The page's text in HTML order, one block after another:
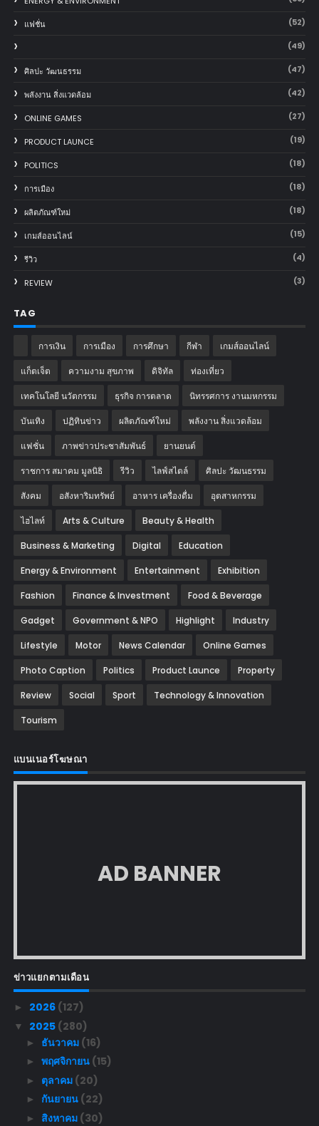
แฟชั่น (52)
(49)
ศิลปะ วัฒนธรรม (47)
พลังงาน สิ่งแวดล้อม (42)
ONLINE GAMES (27)
PRODUCT LAUNCE (19)
POLITICS (18)
การเมือง (18)
ผลิตภัณฑ์ใหม่ (18)
เกมส์ออนไลน์ (15)
รีวิว (4)
REVIEW (3)
TAG
การเงิน การเมือง การศึกษา กีฬา เกมส์ออนไลน์
แก็ตเจ็ต ความงาม สุขภาพ ดิจิทัล ท่องเที่ยว
เทคโนโลยี นวัตกรรม ธุรกิจ การตลาด นิทรรศการ งานมหกรรม
บันเทิง ปฏิทินข่าว ผลิตภัณฑ์ใหม่ พลังงาน สิ่งแวดล้อม
แฟชั่น ภาพข่าวประชาสัมพันธ์ ‎ยานยนต์‎
ราชการ สมาคม มูลนิธิ รีวิว ไลฟ์สไตล์ ศิลปะ วัฒนธรรม
สังคม อสังหาริมทรัพย์ อาหาร เครื่องดื่ม อุตสาหกรรม
ไฮไลท์ Arts & Culture Beauty & Health
Business & Marketing Digital Education
Energy & Environment Entertainment Exhibition
Fashion Finance & Investment Food & Beverage
Gadget Government & NPO Highlight Industry
Lifestyle Motor News Calendar Online Games
Photo Caption Politics Product Launce Property
Review Social Sport Technology & Innovation
Tourism
แบนเนอร์โฆษณา
AD BANNER
ข่าวแยกตามเดือน
► 2026 (127)
▼ 2025 (280)
► ธันวาคม (16)
► พฤศจิกายน (15)
► ตุลาคม (20)
► กันยายน (22)
► สิงหาคม (30)